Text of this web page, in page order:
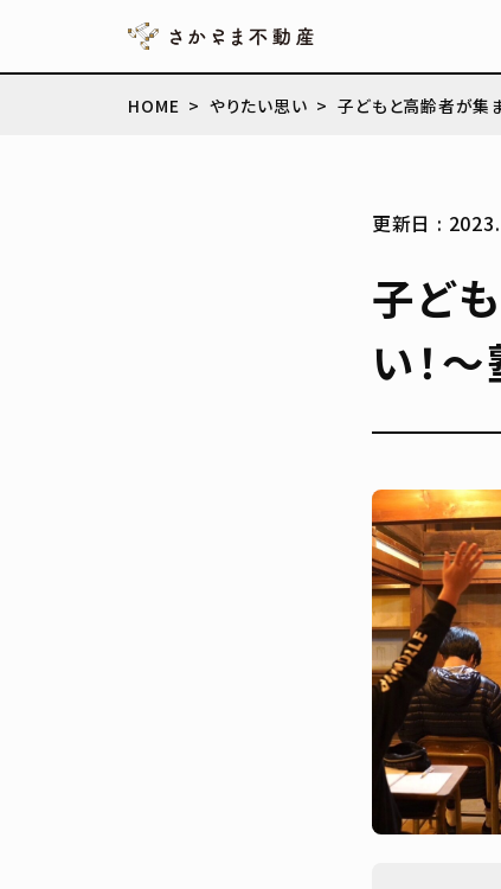
HOME やりたい思い 子どもと高齢者が集
更新日 :
子ど
い！